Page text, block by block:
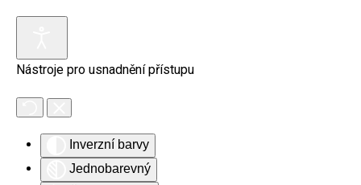
Nástroje pro usnadnění přístupu
Inverzní barvy
Jednobarevný